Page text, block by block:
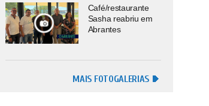
Café/restaurante
Sasha reabriu em
Abrantes
MAIS FOTOGALERIAS